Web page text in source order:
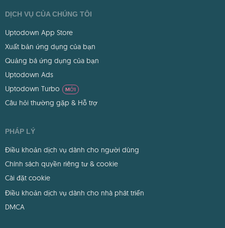
DỊCH VỤ CỦA CHÚNG TÔI
Uptodown App Store
Xuất bản ứng dụng của bạn
Quảng bá ứng dụng của bạn
Uptodown Ads
Uptodown Turbo
MỚI
Câu hỏi thường gặp & Hỗ trợ
PHÁP LÝ
Điều khoản dịch vụ dành cho người dùng
Chính sách quyền riêng tư & cookie
Cài đặt cookie
Điều khoản dịch vụ dành cho nhà phát triển
DMCA